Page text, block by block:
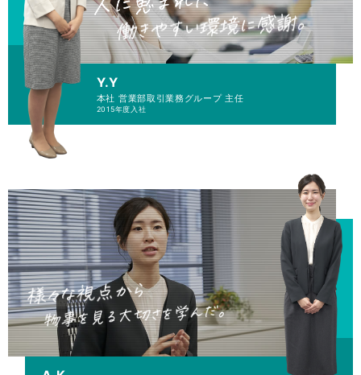
Y.Y
本社 営業部取引業務グループ 主任
2015年度入社